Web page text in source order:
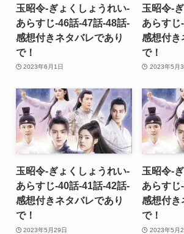
玉昭令-ぎょくしょうれい-
あらすじ-46話-47話-48話-
感想付きネタバレであり
で！
2023年6月1日
玉昭令-
あらすじ
感想付き
で！
2023年5月
玉昭令-ぎょくしょうれい-
あらすじ-40話-41話-42話-
感想付きネタバレであり
で！
2023年5月29日
玉昭令-
あらすじ
感想付き
で！
2023年5月